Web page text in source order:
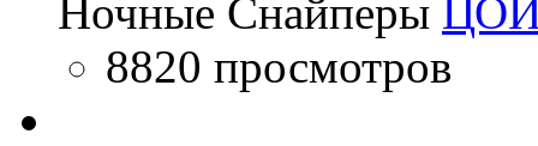
Ночные Снайперы
8820 просмотров